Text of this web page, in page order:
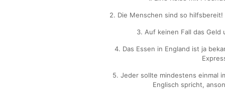
2. Die Menschen sind so
3. Auf keinen Fall das Geld
4. Das Essen in England ist ja
5. Jeder sollte mindestens einmal
Englisch spricht,